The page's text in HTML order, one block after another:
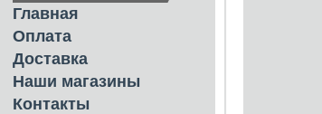
Главная
Оплата
Доставка
Наши магазины
Контакты